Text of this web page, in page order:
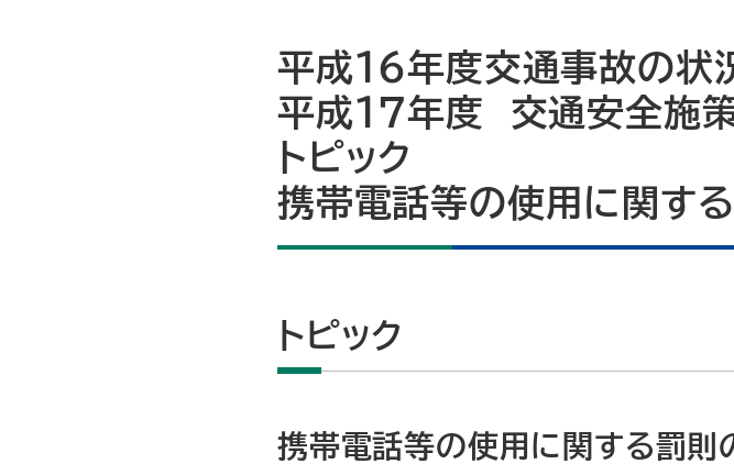
平成16年度交通事故の状
平成17年度 交通安全施策
トピック
携帯電話等の使用に関す
トピック
携帯電話等の使用に関する罰則